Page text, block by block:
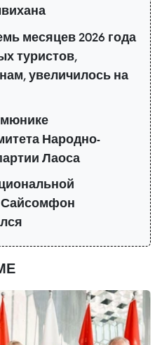
месяцев 2026 года
туристов,
увеличилось на
Народно-
Лаоса
Сайсомфон